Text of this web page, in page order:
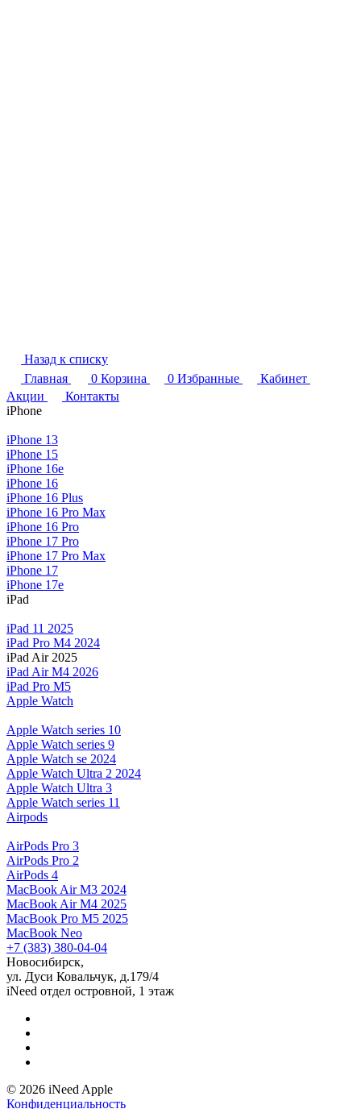
Назад к списку
Главная
0 Корзина 0 Избранные
Кабинет
Акции
Контакты
iPhone
iPhone 13
iPhone 15
iPhone 16e
iPhone 16
iPhone 16 Plus
iPhone 16 Pro Max
iPhone 16 Pro
iPhone 17 Pro
iPhone 17 Pro Max
iPhone 17
iPhone 17e
iPad
iPad 11 2025
iPad Pro M4 2024
iPad Air 2025
iPad Air M4 2026
iPad Pro M5
Apple Watch
Apple Watch series 10
Apple Watch series 9
Apple Watch se 2024
Apple Watch Ultra 2 2024
Apple Watch Ultra 3
Apple Watch series 11
Airpods
AirPods Pro 3
AirPods Pro 2
AirPods 4
MacBook Air M3 2024
MacBook Air M4 2025
MacBook Pro M5 2025
MacBook Neo
+7 (383) 380-04-04
Новосибирск,
ул. Дуси Ковальчук, д.179/4
iNeed отдел островной, 1 этаж
© 2026 iNeed Apple
Конфиденциальность